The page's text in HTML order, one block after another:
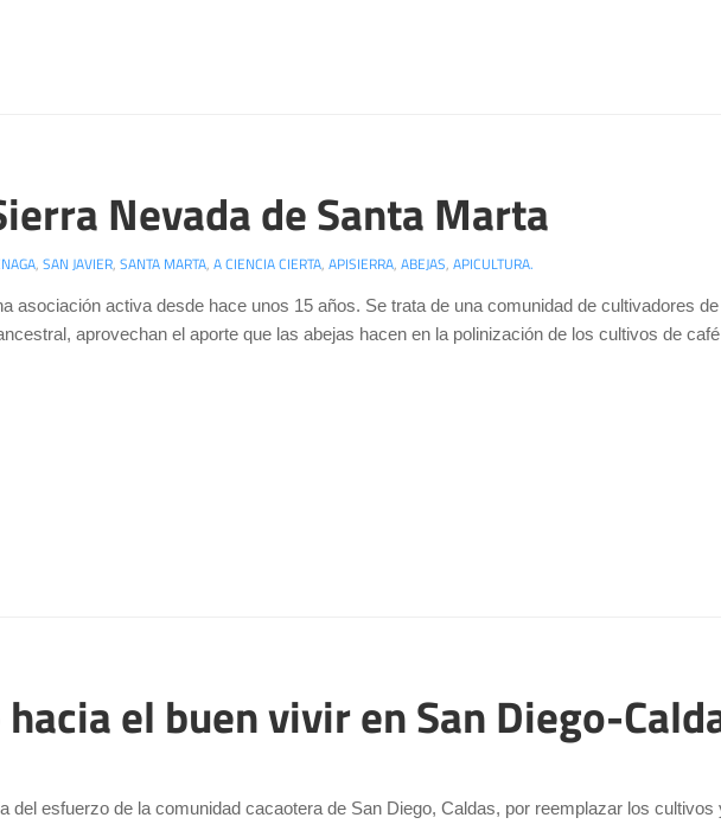
Nevada de Santa Marta
, SAN JAVIER, SANTA MARTA, A CIENCIA CIERTA, APISIERRA, ABEJAS, APICULTURA.
asociación activa desde hace unos 15 años. Se trata de una comunidad de cultivadores
aprovechan el aporte que las abejas hacen en la polinización de los cultivos de café
el buen vivir en San Diego-
del esfuerzo de la comunidad cacaotera de San Diego, Caldas, por reemplazar los cultivos